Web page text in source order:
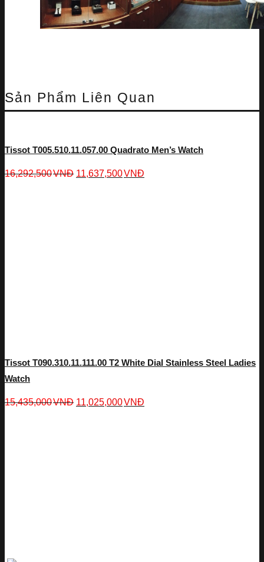
Sản Phẩm Liên Quan
Tissot T005.510.11.057.00 Quadrato Men’s Watch
16,292,500VNĐ 11,637,500VNĐ
Tissot T090.310.11.111.00 T2 White Dial Stainless Steel Ladies
Watch
15,435,000VNĐ 11,025,000VNĐ